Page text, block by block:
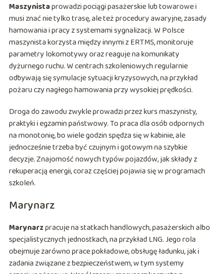
Maszynistaprowadzi pociągi pasażerskie lub towarowe i
musi znać nie tylko trasę, ale też procedury awaryjne, zasady
hamowania i pracy z systemami sygnalizacji. W Polsce
maszynista korzysta między innymi z ERTMS, monitoruje
parametry lokomotywy oraz reaguje na komunikaty
dyżurnego ruchu. W centrach szkoleniowych regularnie
odbywają się symulacje sytuacji kryzysowych, na przykład
pożaru czy nagłego hamowania przy wysokiej prędkości.
Droga do zawodu zwykle prowadzi przez kurs maszynisty,
praktyki i egzamin państwowy. To praca dla osób odpornych
na monotonię, bo wiele godzin spędza się w kabinie, ale
jednocześnie trzeba być czujnym i gotowym na szybkie
decyzje. Znajomość nowych typów pojazdów, jak składy z
rekuperacją energii, coraz częściej pojawia się w programach
szkoleń.
Marynarz
Marynarzpracuje na statkach handlowych, pasażerskich albo
specjalistycznych jednostkach, na przykład LNG. Jego rola
obejmuje zarówno prace pokładowe, obsługę ładunku, jak i
zadania związane z bezpieczeństwem, w tym systemy